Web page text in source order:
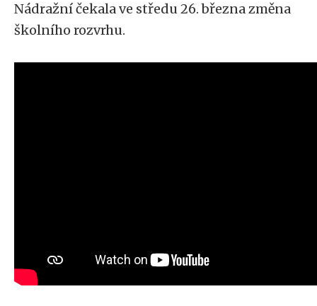
Nádražní čekala ve středu 26. března změna
školního rozvrhu.